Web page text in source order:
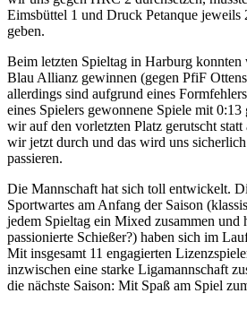
Eimsbüttel 1 und Druck Petanque jeweils
geben.
Beim letzten Spieltag in Harburg
Blau Allianz gewinnen (gegen PfiF
allerdings sind aufgrund eines
eines Spielers gewonnene Spiele mit
wir auf den vorletzten Platz gerutscht statt
wir jetzt durch und das wird uns
passieren.
Die Mannschaft hat sich toll entwickelt.
Sportwartes am Anfang der Saison
jedem Spieltag ein Mixed zusammen und
passionierte Schießer?) haben sich im
Mit insgesamt 11 engagierten
inzwischen eine starke Ligamannschaft
die nächste Saison: Mit Spaß am Spiel